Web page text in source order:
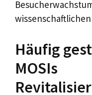
Häufig
MOSIs